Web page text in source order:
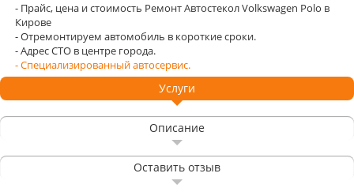
- Прайс, цена и стоимость Ремонт Автостекол Volkswagen Polo в
Кирове
- Отремонтируем автомобиль в короткие сроки.
- Адрес СТО в центре города.
- Специализированный автосервис.
Услуги
Описание
Оставить отзыв